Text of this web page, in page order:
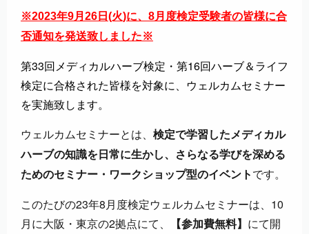
※2023年9月26日(火)に、8月度検定受験者の皆様に合
否通知を発送致しました※
第33回メディカルハーブ検定・第16回ハーブ＆ライフ
検定に合格された皆様を対象に、ウェルカムセミナー
を実施致します。
ウェルカムセミナーとは、
検定で学習したメディカル
ハーブの知識を日常に生かし、さらなる学びを深める
ためのセミナー・ワークショップ型のイベント です。
このたびの23年8月度検定ウェルカムセミナーは、10
月に大阪・東京の2拠点にて、
【参加費無料】 にて開